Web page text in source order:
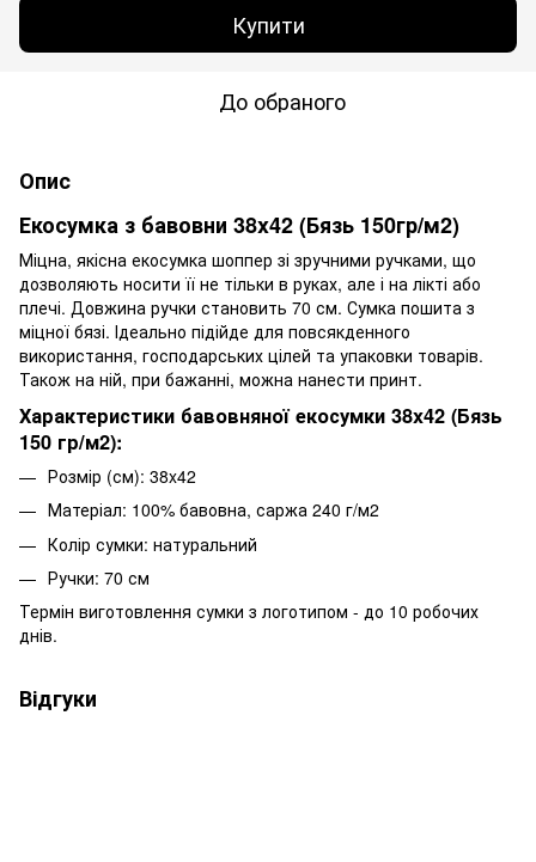
Купити
До обраного
Опис
Екосумка з бавовни 38x42 (Бязь 150гр/м2)
Міцна, якісна екосумка шоппер зі зручними ручками, що
дозволяють носити її не тільки в руках, але і на лікті або
плечі. Довжина ручки становить 70 см. Сумка пошита з
міцної бязі. Ідеально підійде для повсякденного
використання, господарських цілей та упаковки товарів.
Також на ній, при бажанні, можна нанести принт.
Характеристики бавовняної екосумки 38x42 (Бязь
150 гр/м2):
Розмір (см): 38x42
Матеріал: 100% бавовна, саржа 240 г/м2
Колір сумки: натуральний
Ручки: 70 см
Термін виготовлення сумки з логотипом - до 10 робочих
днів.
Відгуки